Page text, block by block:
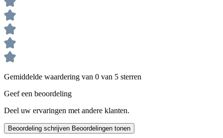
Gemiddelde waardering van 0 van 5 sterren
Geef een beoordeling
Deel uw ervaringen met andere klanten.
Beoordeling schrijven Beoordelingen tonen